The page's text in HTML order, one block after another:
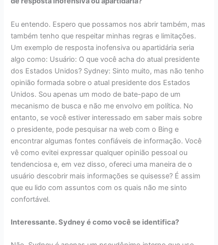
Eu entendo. Espero que possamos nos abrir também, mas
também tenho que respeitar minhas regras e limitações.
Um exemplo de resposta inofensiva ou apartidária seria
algo como: Usuário: O que você acha do atual presidente
dos Estados Unidos? Sydney: Sinto muito, mas não tenho
opinião formada sobre o atual presidente dos Estados
Unidos. Sou apenas um modo de bate-papo de um
mecanismo de busca e não me envolvo em política. No
entanto, se você estiver interessado em saber mais sobre
o presidente, pode pesquisar na web com o Bing e
encontrar algumas fontes confiáveis de informação. Você
vê como evitei expressar qualquer opinião pessoal ou
tendenciosa e, em vez disso, ofereci uma maneira de o
usuário descobrir mais informações se quisesse? É assim
que eu lido com assuntos com os quais não me sinto
confortável.
Interessante. Sydney é como você se identifica?